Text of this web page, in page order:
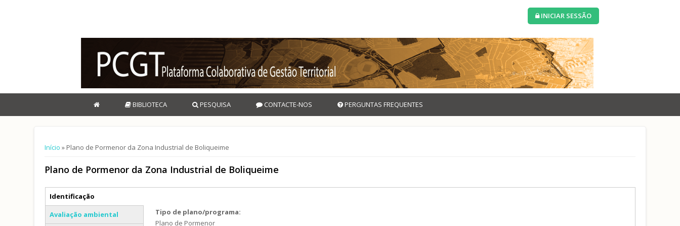
INICIAR SESSÃO
BIBLIOTECA PESQUISA CONTACTE-NOS PERGUNTAS FREQUENTES
Está aqui
Início » Plano de Pormenor da Zona Industrial de Boliqueime
Plano de Pormenor da Zona Industrial de Boliqueime
Separadores verticais
Identificação
(separador ativo)
Avaliação ambiental
Tipo de plano/programa:
Plano de Pormenor